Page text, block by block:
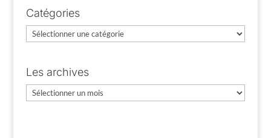
Catégories
Catégories
Les archives
Les